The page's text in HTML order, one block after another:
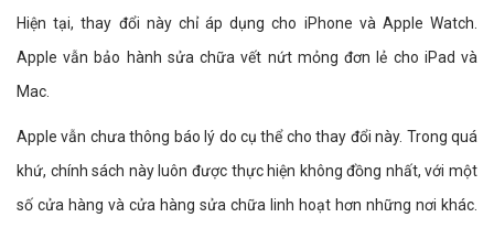
Hiện tại, thay đổi này chỉ áp dụng cho iPhone và Apple Watch.
Apple vẫn bảo hành sửa chữa vết nứt mỏng đơn lẻ cho iPad và
Mac.
Apple vẫn chưa thông báo lý do cụ thể cho thay đổi này. Trong quá
khứ, chính sách này luôn được thực hiện không đồng nhất, với một
số cửa hàng và cửa hàng sửa chữa linh hoạt hơn những nơi khác.